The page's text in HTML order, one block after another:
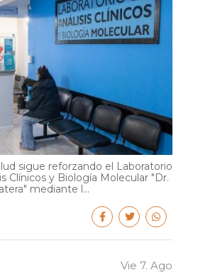
sigue reforzando el Laboratorio
Clínicos y Biología Molecular "Dr.
mediante l...
Vie 7. Ago